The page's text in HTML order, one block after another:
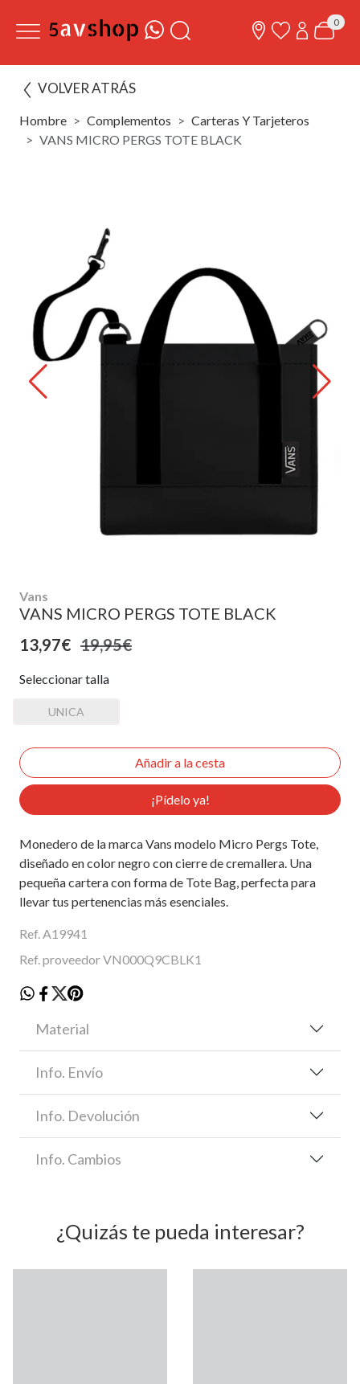
0
VOLVER ATRÁS
Hombre Complementos
Carteras Y Tarjeteros
VANS MICRO PERGS TOTE BLACK
Vans
VANS MICRO PERGS TOTE BLACK
13,97€ 19,95€
Seleccionar talla
UNICA
¡Pídelo ya!
Monedero de la marca Vans modelo Micro Pergs Tote,
diseñado en color negro con cierre de cremallera. Una
pequeña cartera con forma de Tote Bag, perfecta para
llevar tus pertenencias más esenciales.
Ref. A19941
Ref. proveedor VN000Q9CBLK1
Material
Info. Envío
Info. Devolución
Info. Cambios
¿Quizás te pueda interesar?